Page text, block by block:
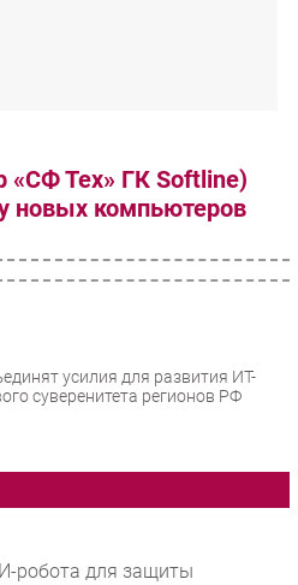
«СФ Тех» ГК Softline)
новых компьютеров
усилия для развития ИТ-
суверенитета регионов РФ
робота для защиты